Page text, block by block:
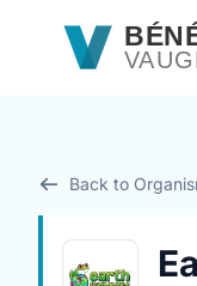
Passer au contenu
Back to